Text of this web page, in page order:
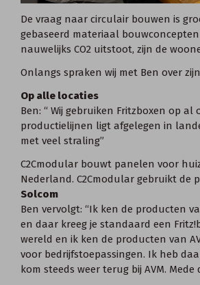
De vraag naar circulair bouwen is
gebaseerd materiaal
nauwelijks CO2 uitstoot, zijn de
Onlangs spraken wij met Ben over
Op alle locaties
Ben: “ Wij gebruiken Fritzboxen op
productielijnen ligt afgelegen in
met veel straling”
C2Cmodular bouwt panelen voor
Nederland. C2Cmodular gebruikt
Solcom
Ben vervolgt: “Ik ken de producten
en daar kreeg je standaard een
wereld en ik ken de producten van
voor bedrijfstoepassingen. Ik heb
kom steeds weer terug bij AVM.